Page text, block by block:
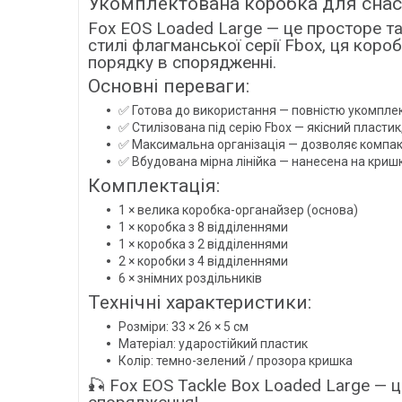
Fox EOS Loaded Large — це просторе та
стилі флагманської серії Fbox, ця
порядку в спорядженні.
Основні переваги:
✅ Готова до використання — повністю
✅ Стилізована під серію Fbox — якісний
✅ Максимальна організація — дозволяє
✅ Вбудована мірна лінійка — нанесена на
Комплектація:
1 × велика коробка-органайзер (основа)
1 × коробка з 8 відділеннями
1 × коробка з 2 відділеннями
2 × коробки з 4 відділеннями
6 × знімних роздільників
Технічні характеристики:
Розміри: 33 × 26 × 5 см
Матеріал: ударостійкий пластик
Колір: темно-зелений / прозора кришка
🎣 Fox EOS Tackle Box Loaded Large —